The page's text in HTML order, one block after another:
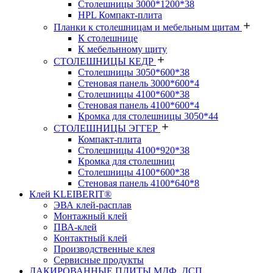
Столешницы 3000*1200*38
HPL Компакт-плита
Планки к столешницам и мебельным щитам
К столешнице
К мебельнному щиту
СТОЛЕШНИЦЫ КЕДР
Столешницы 3050*600*38
Стеновая панель 3000*600*4
Столешницы 4100*600*38
Стеновая панель 4100*600*4
Кромка для столешницы 3050*44
СТОЛЕШНИЦЫ ЭГГЕР
Компакт-плита
Столешницы 4100*920*38
Кромка для столешниц
Столешницы 4100*600*38
Стеновая панель 4100*640*8
Клей KLEIBERIT®
ЭВА клей-расплав
Монтажный клей
ПВА-клей
Контактный клей
Производственные клея
Сервисные продукты
ЛАКИРОВАННЫЕ ПЛИТЫ МДФ, ДСП